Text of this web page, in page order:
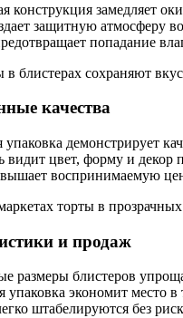
конструкция замедляет
защитную атмосферу
попадание
блистерах сохраняют
качества
упаковка демонстрирует
видит цвет, форму и декор
воспринимаемую
торты в
и продаж
размеры блистеров
упаковка экономит место
штабелируются без